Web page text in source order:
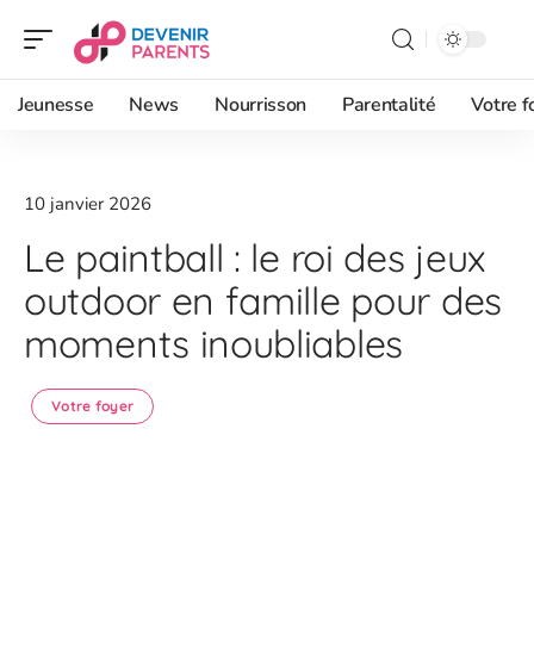
Jeunesse News Nourrisson Parentalité Votre
10 janvier 2026
Le paintball : le roi des jeux
outdoor en famille pour des
moments inoubliables
Votre foyer